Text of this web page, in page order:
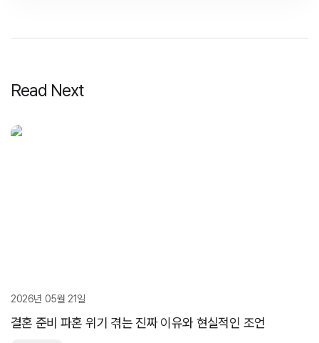
Read Next
2026년 05월 21일
결혼 준비 파혼 위기 겪는 진짜 이유와 현실적인 조언